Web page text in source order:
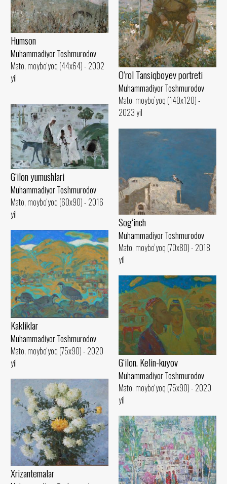
O‘rol Tansiqboyev portreti
Muhammadiyor Toshmurodov
Mato, moybo‘yoq (140x120) -
2023 yil
Humson
Muhammadiyor Toshmurodov
Mato, moybo‘yoq (44x64) - 2002
yil
G‘ilon yumushlari
Muhammadiyor Toshmurodov
Mato, moybo‘yoq (60x90) - 2016
yil
Sog‘inch
Muhammadiyor Toshmurodov
Mato, moybo‘yoq (70x80) - 2018
yil
Kakliklar
Muhammadiyor Toshmurodov
Mato, moybo‘yoq (75x90) - 2020
yil
G‘ilon. Kelin-kuyov
Muhammadiyor Toshmurodov
Mato, moybo‘yoq (75x90) - 2020
yil
Xrizantemalar